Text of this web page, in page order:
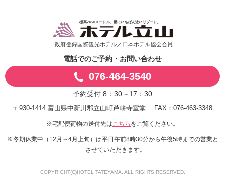
標高2450メートル、星にいちばん近いリゾート。
政府登録国際観光ホテル／日本ホテル協会会員
電話でのご予約・お問い合わせ
076-464-3540
予約受付 8：30～17：30
〒930-1414 富山県中新川郡立山町芦峅寺室堂 FAX：076-463-3348
※宅配便荷物の送付先はこちら をご覧ください。
※冬期休業中（12月～4月上旬）は平日午前8時30分から午後5時までの営業と
させていただきます。
COPYRIGHT(C)HOTEL TATEYAMA. ALL RIGHTS RESERVED.